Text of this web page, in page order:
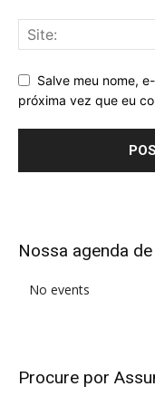
Salve meu nome,
próxima vez que eu
Nossa agenda
No events
Procure por